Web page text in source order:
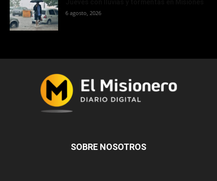
6 agosto, 2026
SOBRE NOSOTROS